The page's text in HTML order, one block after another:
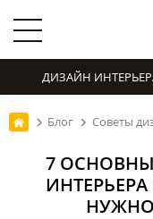
ДИЗАЙН
Блог Советы
7